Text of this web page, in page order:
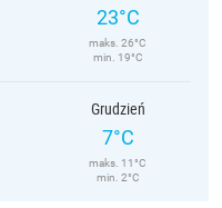
23°C
maks. 26°C
min. 19°C
Grudzień
7°C
maks. 11°C
min. 2°C